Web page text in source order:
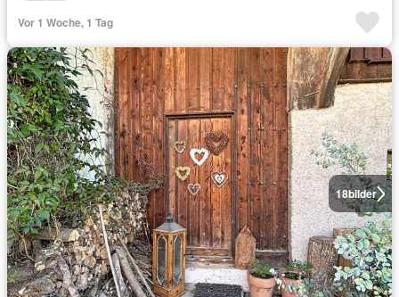
Vor 1 Woche, 1 Tag
18bilder